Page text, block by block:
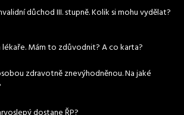
důchod III. stupně. Kolik si mohu vydělat?
lékaře. Mám to zdůvodnit? A co karta?
zdravotně znevýhodněnou. Na jaké